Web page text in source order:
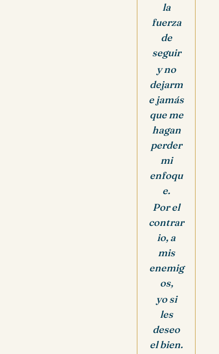
la
fuerza
de
seguir
y no
dejarm
e jamás
que me
hagan
perder
mi
enfoqu
e.
Por el
contrar
io, a
mis
enemig
os,
yo si
les
deseo
el bien.